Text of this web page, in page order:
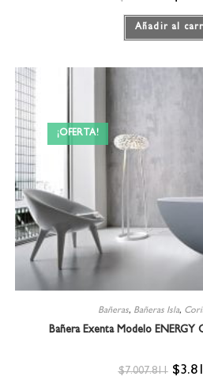
Añadir al
¡OFERTA!
Bañeras, Bañeras Isla,
Bañera Exenta Modelo ENERGY
$7.007.811 $